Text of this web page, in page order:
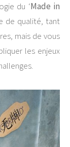
du ‘Made in
de qualité, tant
mais de vous
les enjeux